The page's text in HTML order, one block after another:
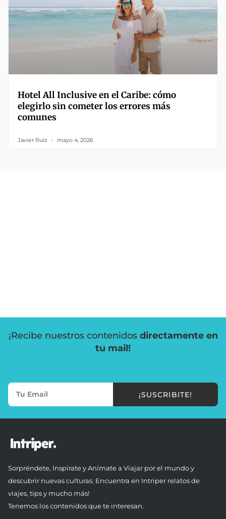
Hotel All Inclusive en el Caribe: cómo
elegirlo sin cometer los errores más
comunes
Javier Ruiz mayo 4, 2026
¡Recibe nuestros contenidos directamente en
tu mail!
¡SUSCRIBITE!
Sorpréndete, Inspírate y Anímate a Viajar por el mundo y
descubrir nuevas culturas. Encuentra en Intriper relatos de
viajes, tips y mucho más!
Tenemos los contenidos que te interesan.